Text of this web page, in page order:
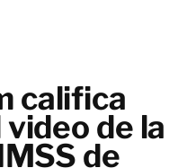
califica
de la
de